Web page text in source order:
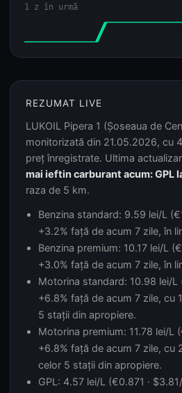
1 z în urmă
REZUMAT LIVE
LUKOIL Pipera 1 (Șoseaua de
monitorizată din 21.05.2026, cu
preț înregistrate. Ultima
mai ieftin carburant acum: GPL
raza de 5 km.
Benzina standard: 9.59 lei/L
+3.2% față de acum 7 zile, în
Benzina premium: 10.17 lei/L
+3.0% față de acum 7 zile, în
Motorina standard: 10.98 lei/L
+6.8% față de acum 7 zile, cu
5 stații din apropiere.
Motorina premium: 11.78 lei/L
+6.8% față de acum 7 zile, cu
celor 5 stații din apropiere.
GPL: 4.57 lei/L (€0.871 ·